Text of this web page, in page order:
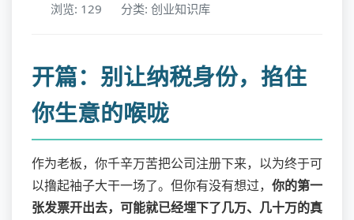
浏览: 129
分类: 创业知识库
开篇：别让纳税身份，掐住
你生意的喉咙
作为老板，你千辛万苦把公司注册下来，以为终于可
以撸起袖子大干一场了。但你有没有想过， 你的第一
张发票开出去，可能就已经埋下了几万、几十万的真